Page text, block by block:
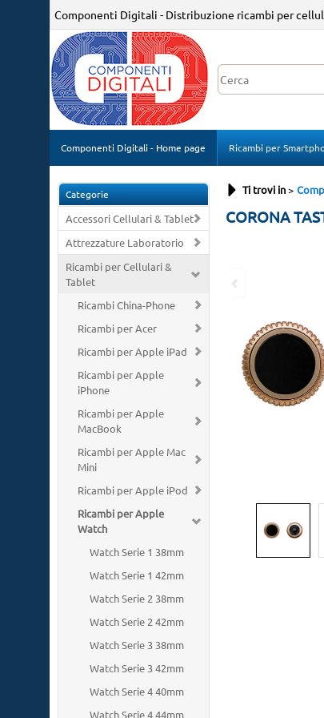
Componenti Digitali - Distribuzione ricambi per
Componenti Digitali - Home page Ricambi per
Categorie
Accessori Cellulari & Tablet
Attrezzature Laboratorio
Ricambi per Cellulari &
Tablet
Ricambi China-Phone
Ricambi per Acer
Ricambi per Apple iPad
Ricambi per Apple
iPhone
Ricambi per Apple
MacBook
Ricambi per Apple Mac
Mini
Ricambi per Apple iPod
Ricambi per Apple
Watch
Watch Serie 1 38mm
Watch Serie 1 42mm
Watch Serie 2 38mm
Watch Serie 2 42mm
Watch Serie 3 38mm
Watch Serie 3 42mm
Watch Serie 4 40mm
Watch Serie 4 44mm
Ti trovi in
CORONA